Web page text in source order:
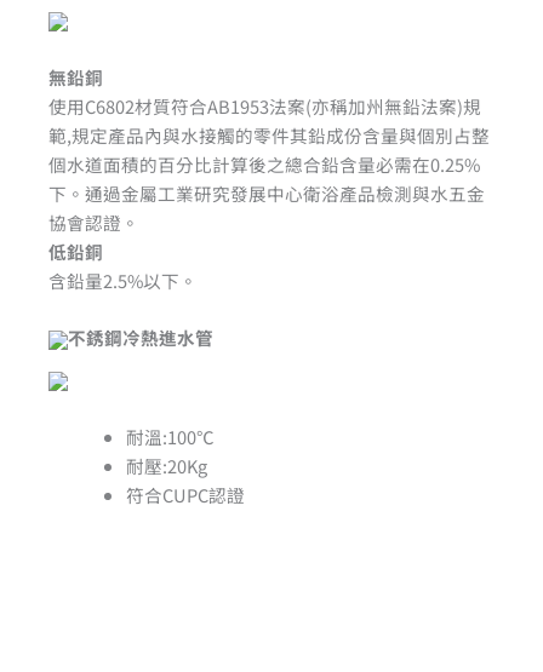
無鉛銅
使用C6802材質符合AB1953法案(亦稱加州無鉛法案)規
範,規定產品內與水接觸的零件其鉛成份含量與個別占整
個水道面積的百分比計算後之總合鉛含量必需在0.25%
下。通過金屬工業研究發展中心衛浴產品檢測與水五金
協會認證。
低鉛銅
含鉛量2.5%以下。
不銹鋼冷熱進水管
耐溫:100℃
耐壓:20Kg
符合CUPC認證